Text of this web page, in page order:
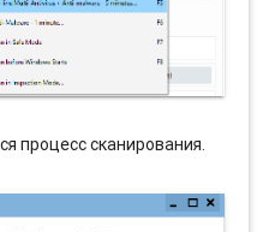
процесс сканирования.